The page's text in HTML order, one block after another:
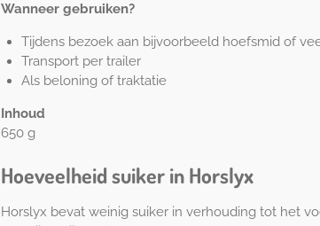
Wanneer gebruiken?
Tijdens bezoek aan bijvoorbeeld hoefsmid of
Transport per trailer
Als beloning of traktatie
Inhoud
650 g
Hoeveelheid suiker in Horslyx
Horslyx bevat weinig suiker in verhouding tot het